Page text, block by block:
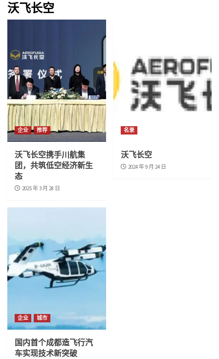
沃飞长空
企业 推荐
沃飞长空携手川航集
团，共筑低空经济新生
态
2025 年 3 月 28 日
名录
沃飞长空
2024 年 9 月 24 日
企业 城市
国内首个成都造飞行汽
车实现技术新突破